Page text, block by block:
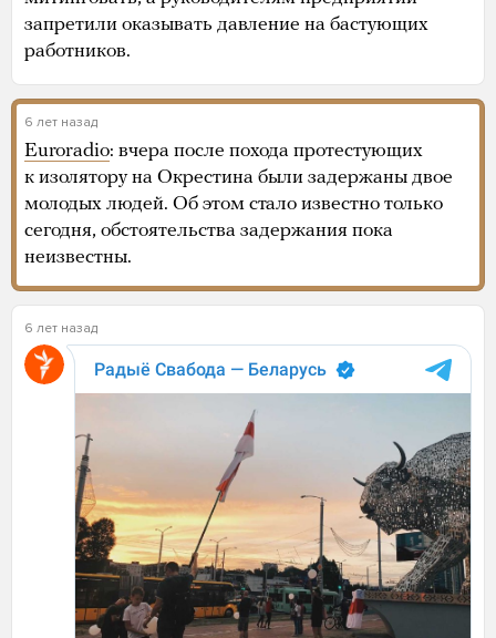
запретили оказывать давление на бастующих
работников.
6 лет назад
Euroradio: вчера после похода протестующих
к изолятору на Окрестина были задержаны двое
молодых людей. Об этом стало известно только
сегодня, обстоятельства задержания пока
неизвестны.
6 лет назад